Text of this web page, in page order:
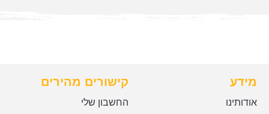
מידע
אודותינו
קישורים מהירים
החשבון שלי